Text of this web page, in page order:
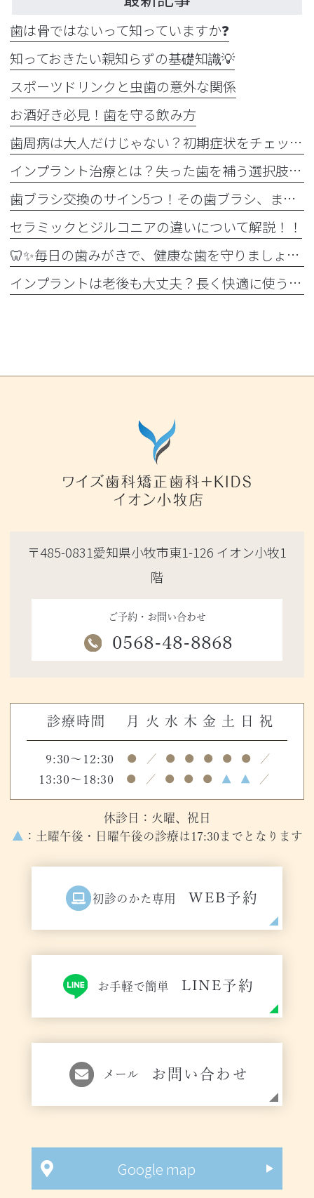
歯は骨ではないって知っていますか❓
知っておきたい親知らずの基礎知識💡
スポーツドリンクと虫歯の意外な関係
お酒好き必見！歯を守る飲み方
歯周病は大人だけじゃない？初期症状をチェック
インプラント治療とは？失った歯を補う選択肢を正しく知りましょう！！
歯ブラシ交換のサイン5つ！その歯ブラシ、まだ使っていませんか？🪥
セラミックとジルコニアの違いについて解説！！
🦷✨毎日の歯みがきで、健康な歯を守りましょう✨🪥
インプラントは老後も大丈夫？長く快適に使うためのポイントと知っておきたい注意点を詳しく解説
〒485-0831愛知県小牧市東1-126 イオン小牧1
階
ご予約・お問い合わせ
0568-48-8868
診療時間 月 火 水 木 金 土 日 祝
9:30～12:30 ● ／ ● ● ● ● ● ／
13:30～18:30 ● ／ ● ● ● ▲ ▲ ／
休診日：火曜、祝日
▲ ：土曜午後・日曜午後の診療は17:30までとなります
初診のかた専用 WEB予約
お手軽で簡単 LINE予約
メール お問い合わせ
Google map